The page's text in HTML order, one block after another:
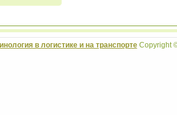
в логистике и на транспортеCopyright